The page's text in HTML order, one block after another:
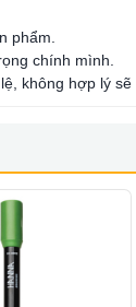
phẩm.
chính mình.
không hợp lý sẽ